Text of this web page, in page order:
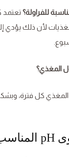
للفراولة؟ تعتمد
لأن ذلك يؤدي
المغذي؟